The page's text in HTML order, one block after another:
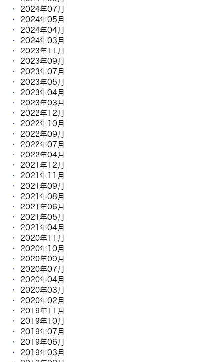
2024年07月
2024年05月
2024年04月
2024年03月
2023年11月
2023年09月
2023年07月
2023年05月
2023年04月
2023年03月
2022年12月
2022年10月
2022年09月
2022年07月
2022年04月
2021年12月
2021年11月
2021年09月
2021年08月
2021年06月
2021年05月
2021年04月
2020年11月
2020年10月
2020年09月
2020年07月
2020年04月
2020年03月
2020年02月
2019年11月
2019年10月
2019年07月
2019年06月
2019年03月